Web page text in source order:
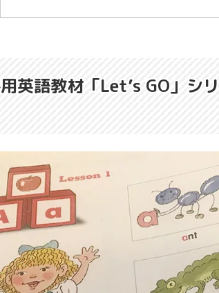
英語教材「Let’s GO」